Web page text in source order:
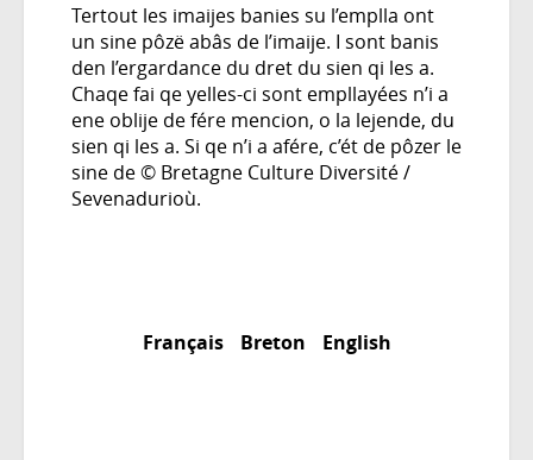
Tertout les imaijes banies su l’emplla ont
un sine pôzë abâs de l’imaije. I sont banis
den l’ergardance du dret du sien qi les a.
Chaqe fai qe yelles-ci sont empllayées n’i a
ene oblije de fére mencion, o la lejende, du
sien qi les a. Si qe n’i a afére, c’ét de pôzer le
sine de © Bretagne Culture Diversité /
Sevenadurioù.
Français Breton English